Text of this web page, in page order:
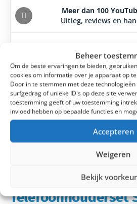
Beheer
Om de beste ervaringen te bieden,
cookies om informatie over je apparaat op
Door in te stemmen met deze
surfgedrag of unieke ID's op deze site
toestemming geeft of uw toestemming
invloed hebben op bepaalde functies en
Accepteren
Weigeren
Bekijk
Meer dan 100
Uitleg, reviews en
14 dagen
Telefoonhouderset